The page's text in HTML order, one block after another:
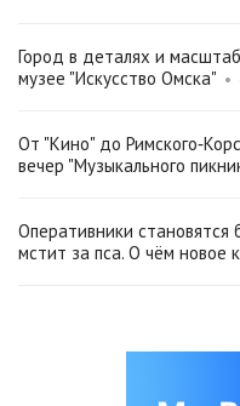
Город в деталях и
музее "Искусство Омска" •
От "Кино" до
вечер "Музыкального
Оперативники становятся
мстит за пса. О чём новое